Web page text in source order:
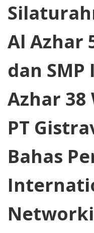
Al Azhar
dan SMP
Azhar
PT
Bahas